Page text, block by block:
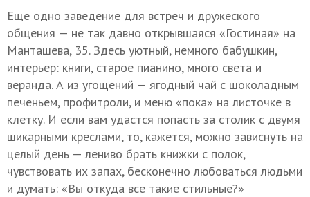
Еще одно заведение для встреч и дружеского
общения — не так давно открывшаяся «Гостиная» на
Манташева, 35. Здесь уютный, немного бабушкин,
интерьер: книги, старое пианино, много света и
веранда. А из угощений — ягодный чай с шоколадным
печеньем, профитроли, и меню «пока» на листочке в
клетку. И если вам удастся попасть за столик с двумя
шикарными креслами, то, кажется, можно зависнуть на
целый день — лениво брать книжки с полок,
чувствовать их запах, бесконечно любоваться людьми
и думать: «Вы откуда все такие стильные?»